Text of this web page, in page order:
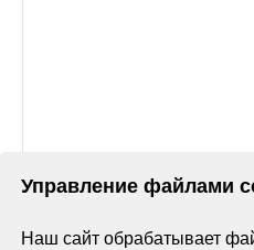
Управление файлами
Наш сайт обрабатывает